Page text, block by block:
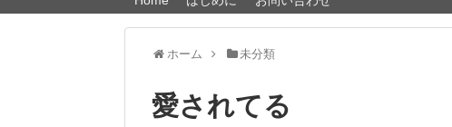
ホーム 未分類
愛されてる